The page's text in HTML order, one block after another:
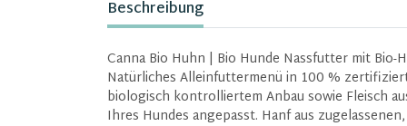
Beschreibung
Canna Bio Huhn | Bio Hunde Nassfutter mit Bio-
Natürliches Alleinfuttermenü in 100 %
biologisch kontrolliertem Anbau sowie Fleisch
Ihres Hundes angepasst. Hanf aus